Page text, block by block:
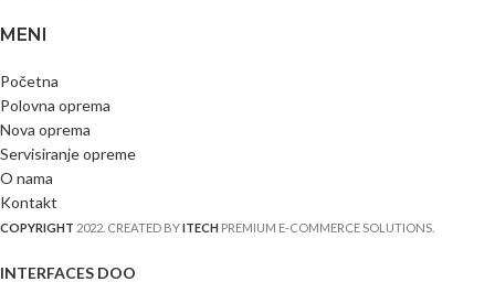
MENI
Početna
Polovna oprema
Nova oprema
Servisiranje opreme
O nama
Kontakt
COPYRIGHT 2022. CREATED BYITECH PREMIUM E-COMMERCE SOLUTIONS.
INTERFACES DOO